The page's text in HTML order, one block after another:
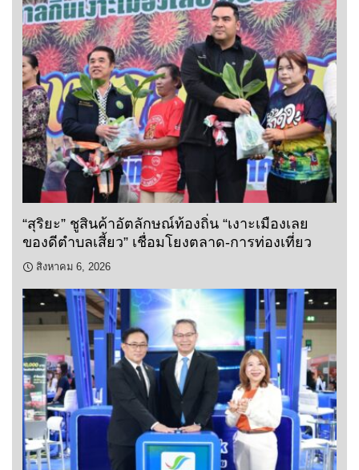
“สุริยะ” ชูสินค้าอัตลักษณ์ท้องถิ่น “เงาะเมืองเลย
ของดีตำบลเสี้ยว” เชื่อมโยงตลาด-การท่องเที่ยว
สิงหาคม 6, 2026